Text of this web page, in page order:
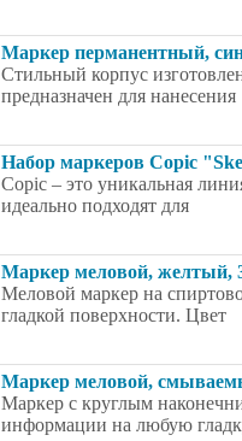
Маркер перманентный,
Стильный корпус
предназначен для нанесения
Набор маркеров Copic
Copic – это уникальная
идеально подходят для
Маркер меловой, желтый,
Меловой маркер на
гладкой поверхности. Цвет
Маркер меловой,
Маркер с круглым
информации на любую